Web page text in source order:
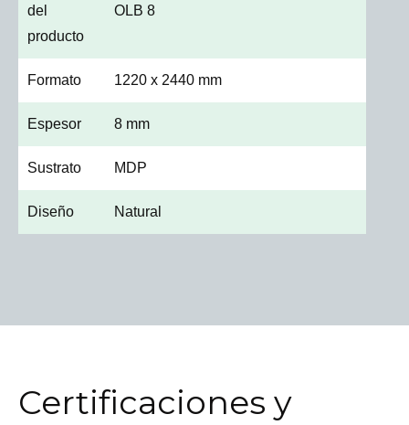
del
producto
OLB 8
Formato 1220 x 2440 mm
Espesor 8 mm
Sustrato MDP
Diseño Natural
Certificaciones y